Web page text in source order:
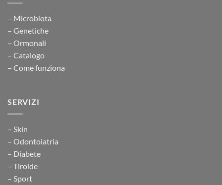
– Microbiota
– Genetiche
– Ormonali
– Catalogo
– Come funziona
SERVIZI
– Skin
– Odontoiatria
– Diabete
– Tiroide
– Sport